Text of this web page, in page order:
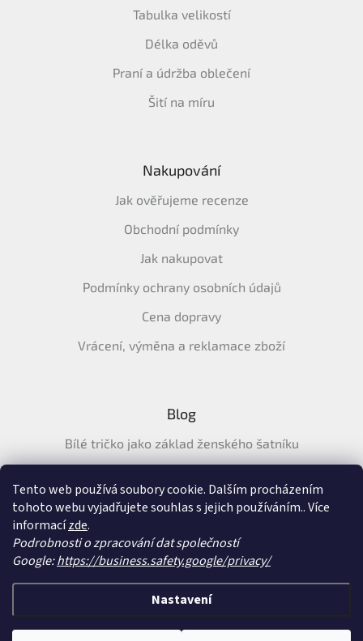
Tento web používá soubory cookie. Dalším procházením
tohoto webu vyjadřujete souhlas s jejich používáním.. Více
informacízde.
Podrobnosti o zpracování dat společností
Google:https://business.safety.google/privacy/
Nastavení
Tabulka velikostí
Délka oděvů
Praní a údržba oblečení
Šití na míru
Nakupování
Jak ověřujeme recenze
Obchodní podmínky
Jak nakupovat
Podmínky ochrany osobních údajů
Cena dopravy
Vrácení, výměna a reklamace zboží
Blog
Bílé tričko jako základ ženského šatníku
tričko na léto
Průvodce letními šaty: pohodlné, vzdušné a ženské šaty na
Vytvořil Shoptet &